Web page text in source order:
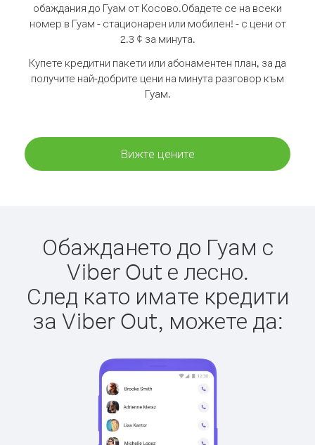
обаждания до Гуам от Косово.Обадете се на всеки
номер в Гуам - стационарен или мобилен! - с цени от
2.3 ¢ за минута.
Купете кредитни пакети или абонаментен план, за да
получите най-добрите цени на минута разговор към
Гуам.
Вижте цените
Обаждането до Гуам с
Viber Out е лесно.
След като имате кредити
за Viber Out, можете да: